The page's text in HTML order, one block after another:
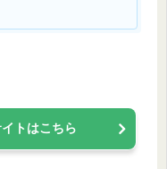
トはこちら